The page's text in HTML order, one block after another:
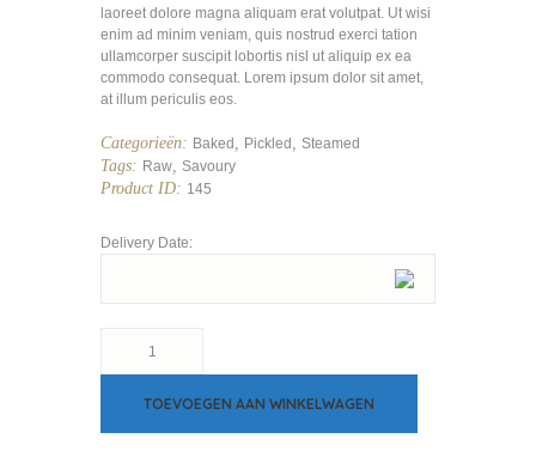
laoreet dolore magna aliquam erat volutpat. Ut wisi
enim ad minim veniam, quis nostrud exerci tation
ullamcorper suscipit lobortis nisl ut aliquip ex ea
commodo consequat. Lorem ipsum dolor sit amet,
at illum periculis eos.
Delivery Date:
TOEVOEGEN AAN WINKELWAGEN
Categorieën: Baked , Pickled , Steamed
Tags: Raw, Savoury
Product ID: 145